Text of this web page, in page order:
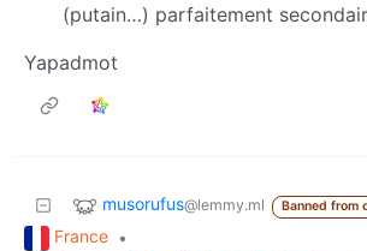
(putain…) parfaitement
Yapadmot
musorufus@lemmy.ml Banned from
France •